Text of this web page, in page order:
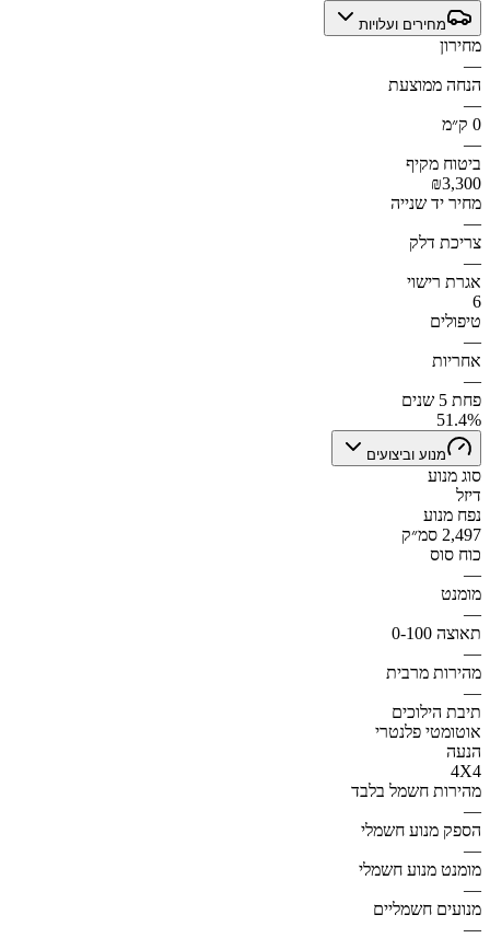
מחירים ועלויות
מחירון
—
הנחה ממוצעת
—
0 ק״מ
—
ביטוח מקיף
₪3,300
מחיר יד שנייה
—
צריכת דלק
—
אגרת רישוי
6
טיפולים
—
אחריות
—
פחת 5 שנים
51.4%
מנוע וביצועים
סוג מנוע
דיזל
נפח מנוע
2,497 סמ״ק
כוח סוס
—
מומנט
—
תאוצה 0-100
—
מהירות מרבית
—
תיבת הילוכים
אוטומטי פלנטרי
הנעה
4X4
מהירות חשמל בלבד
—
הספק מנוע חשמלי
—
מומנט מנוע חשמלי
—
מנועים חשמליים
—